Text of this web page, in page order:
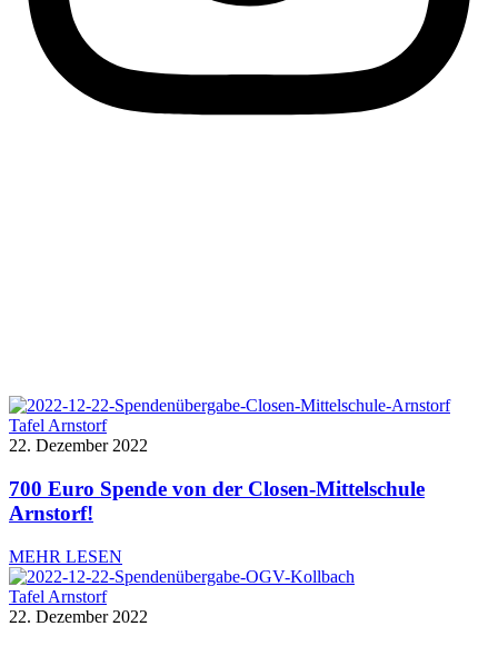
Tafel Arnstorf
22. Dezember 2022
700 Euro Spende von der Closen-Mittelschule
Arnstorf!
MEHR LESEN
Tafel Arnstorf
22. Dezember 2022